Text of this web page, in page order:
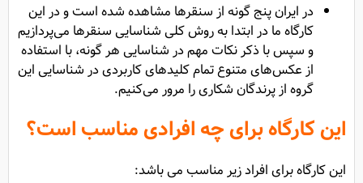
در ایران پنج گونه از سنقرها مشاهده شده است و در این
کارگاه ما در ابتدا به روش کلی شناسایی سنقرها می‌پردازیم
و سپس با ذکر نکات مهم در شناسایی هر گونه، با استفاده
از عکس‌های متنوع تمام کلیدهای کاربردی در شناسایی این
گروه از پرندگان شکاری را مرور می‌کنیم.
این کارگاه برای چه افرادی مناسب است؟
این کارگاه برای افراد زیر مناسب می باشد: